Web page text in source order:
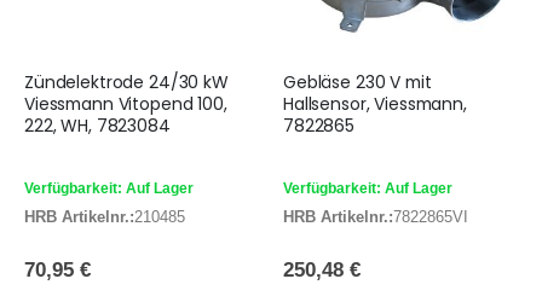
Zündelektrode 24/30 kW
Viessmann Vitopend 100,
222, WH, 7823084
Verfügbarkeit: Auf Lager
HRB Artikelnr.:210485
70,95 €
Gebläse 230 V mit
Hallsensor, Viessmann,
7822865
Verfügbarkeit: Auf Lager
HRB Artikelnr.:7822865VI
250,48 €